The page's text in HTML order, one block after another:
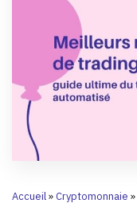
Accueil»Cryptomonnaie »